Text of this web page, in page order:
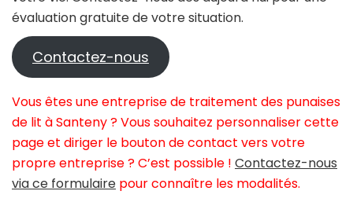
évaluation gratuite de votre situation.
Contactez-nous
Vous êtes une entreprise de traitement des punaises
de lit à Santeny ? Vous souhaitez personnaliser cette
page et diriger le bouton de contact vers votre
propre entreprise ? C’est possible ! Contactez-nous
via ce formulaire pour connaître les modalités.